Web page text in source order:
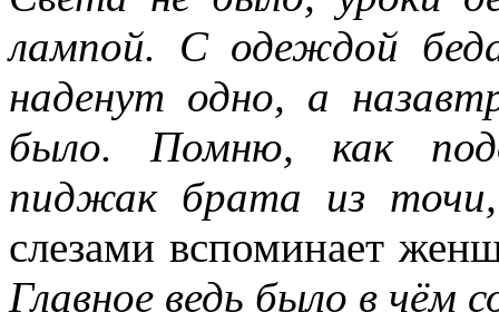
лампой. С одеждой
наденут одно, а
было. Помню, как
пиджак брата из
слезами вспоминает
Главное ведь было в чём